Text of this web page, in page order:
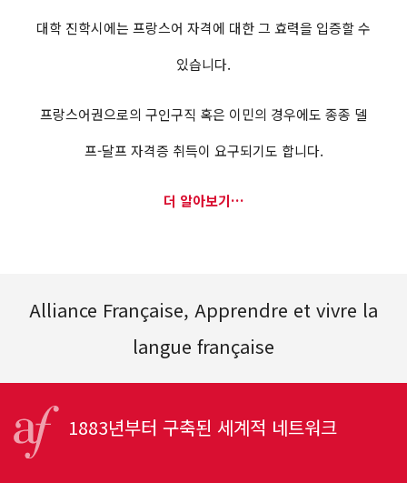
대학 진학시에는 프랑스어 자격에 대한 그 효력을 입증할 수
있습니다.
프랑스어권으로의 구인구직 혹은 이민의 경우에도 종종 델
프-달프 자격증 취득이 요구되기도 합니다.
더 알아보기…
Alliance Française, Apprendre et vivre la
langue française
1883년부터 구축된 세계적 네트워크